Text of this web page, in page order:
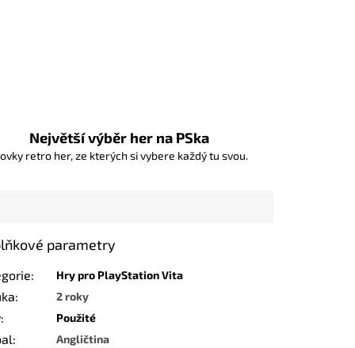
Největší výběr her na PSka
retro her, ze kterých si vybere každý tu svou.
parametry
: Hry pro PlayStation Vita
: 2 roky
: Použité
: Angličtina